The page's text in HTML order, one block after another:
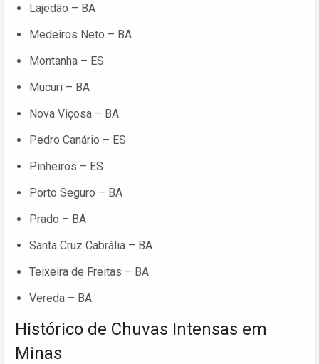
Lajedão – BA
Medeiros Neto – BA
Montanha – ES
Mucuri – BA
Nova Viçosa – BA
Pedro Canário – ES
Pinheiros – ES
Porto Seguro – BA
Prado – BA
Santa Cruz Cabrália – BA
Teixeira de Freitas – BA
Vereda – BA
Histórico de Chuvas Intensas em
Minas